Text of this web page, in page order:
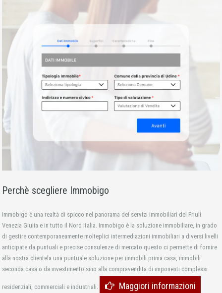
Perchè scegliere Immobigo
Immobigo è una realtà di spicco nel panorama dei servizi immobiliari del Friuli
Venezia Giulia e in tutto il Nord Italia. Immobigo è la soluzione immobiliare, in grado
di gestire contemporaneamente molteplici intermediazioni immobiliari a diversi livelli
anticipate da puntuali e precise consulenze di mercato questo ci permette di fornire
alla nostra clientela una puntuale soluzione per immobili prima casa, immobili
seconda casa o da investimento sino alla compravendita di imponenti complessi
residenziali, commerciali e industriali. Maggiori informazioni